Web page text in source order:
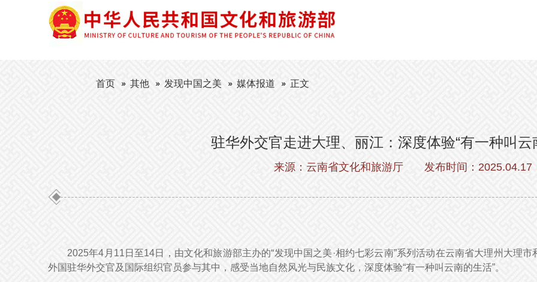
首页 其他 发现中国之美 媒体报道 正文
驻华外交官走进大理、丽江：深度体验“有一种叫云
来源：云南省文化和旅游厅 发布时间：2025.04.17
2025年4月11日至14日，由文化和旅游部主办的“发现中国之美·相约七彩云南”系列活动在云南省大理州大理
外国驻华外交官及国际组织官员参与其中，感受当地自然风光与民族文化，深度体验“有一种叫云南的生活”。